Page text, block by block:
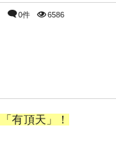
0件 6586
有頂天」！